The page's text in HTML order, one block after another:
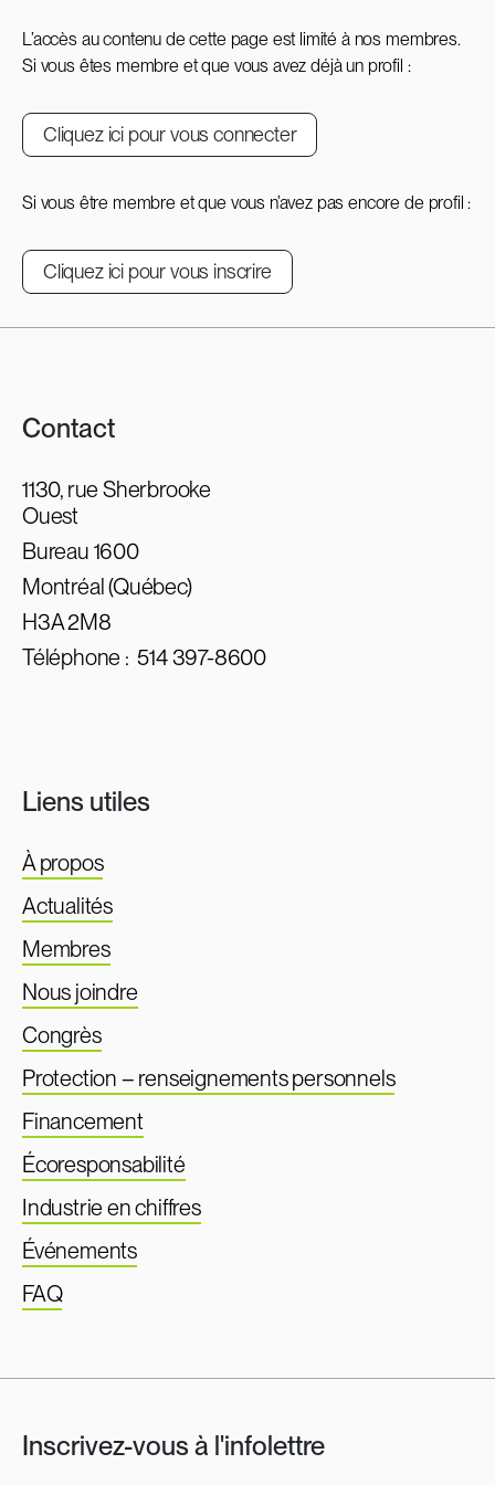
L’accès au contenu de cette page est limité à nos membres.
Si vous êtes membre et que vous avez déjà un profil :
Cliquez ici pour vous connecter
Si vous être membre et que vous n’avez pas encore de profil :
Cliquez ici pour vous inscrire
Contact
1130, rue Sherbrooke
Ouest
Bureau 1600
Montréal (Québec)
H3A 2M8
Téléphone :514 397-8600
Liens utiles
À propos
Actualités
Membres
Nous joindre
Congrès
Protection – renseignements personnels
Financement
Écoresponsabilité
Industrie en chiffres
Événements
FAQ
Inscrivez-vous à l'infolettre